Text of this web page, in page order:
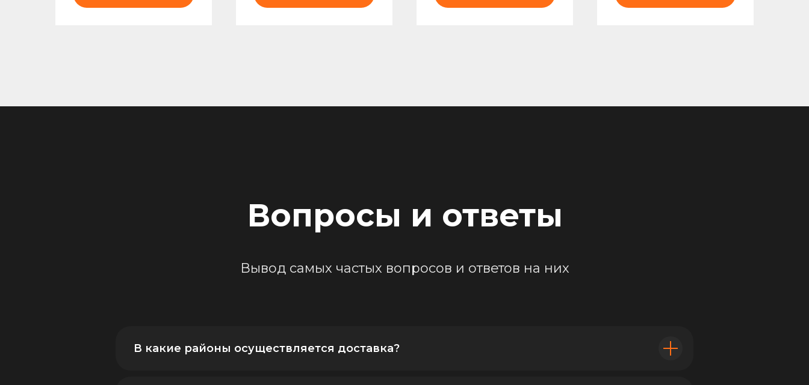
Вопросы и ответы
Вывод самых частых вопросов и ответов на них
В какие районы осуществляется доставка?